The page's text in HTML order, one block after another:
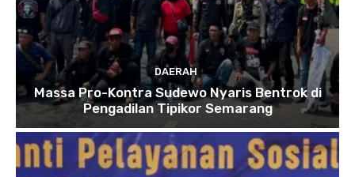
DAERAH
Massa Pro-Kontra Sudewo Nyaris Bentrok di
Pengadilan Tipikor Semarang